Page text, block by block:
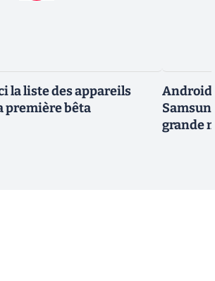
la liste des appareils
première bêta
Android
grande